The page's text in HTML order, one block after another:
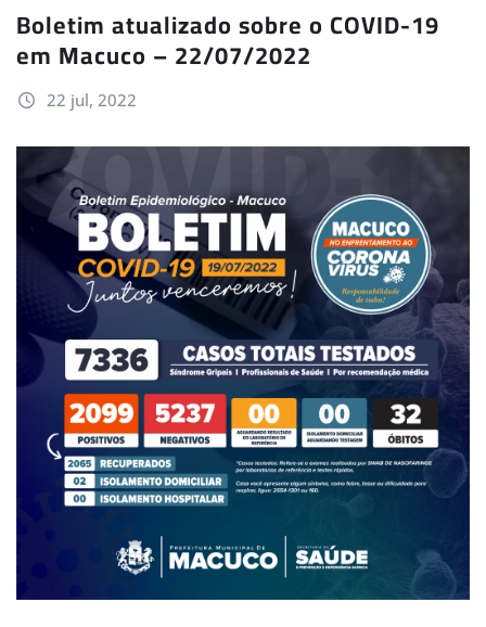
Boletim atualizado sobre o COVID-19
em Macuco – 22/07/2022
22 jul, 2022